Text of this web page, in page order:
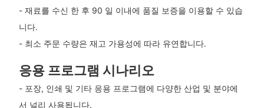
- 재료를 수신 한 후 90 일 이내에 품질 보증을 이용할 수 있습
니다.
- 최소 주문 수량은 재고 가용성에 따라 유연합니다.
응용 프로그램 시나리오
- 포장, 인쇄 및 기타 응용 프로그램에 다양한 산업 및 분야에
서 널리 사용됩니다.